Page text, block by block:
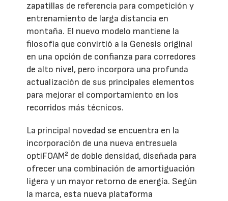
zapatillas de referencia para competición y
entrenamiento de larga distancia en
montaña. El nuevo modelo mantiene la
filosofía que convirtió a la Genesis original
en una opción de confianza para corredores
de alto nivel, pero incorpora una profunda
actualización de sus principales elementos
para mejorar el comportamiento en los
recorridos más técnicos.
La principal novedad se encuentra en la
incorporación de una nueva entresuela
optiFOAM² de doble densidad, diseñada para
ofrecer una combinación de amortiguación
ligera y un mayor retorno de energía. Según
la marca, esta nueva plataforma